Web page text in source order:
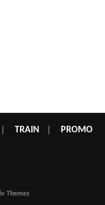
TRAIN PROMO
Themes